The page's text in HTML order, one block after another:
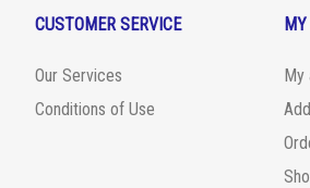
CUSTOMER SERVICE
Our Services
Conditions of Use
My